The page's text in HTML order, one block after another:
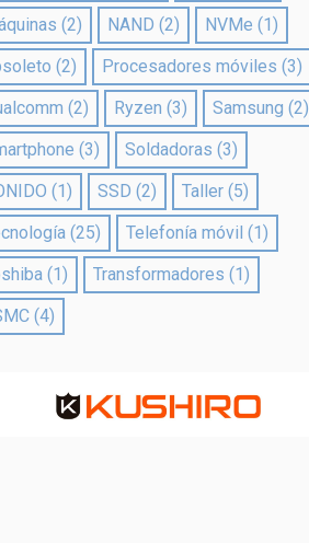
(2) NAND (2) NVMe (1)
(2) Procesadores móviles (3)
(2) Ryzen (3) Samsung (2)
(3) Soldadoras (3)
(1) SSD (2) Taller (5)
(25) Telefonía móvil (1)
(1) Transformadores (1)
(4)